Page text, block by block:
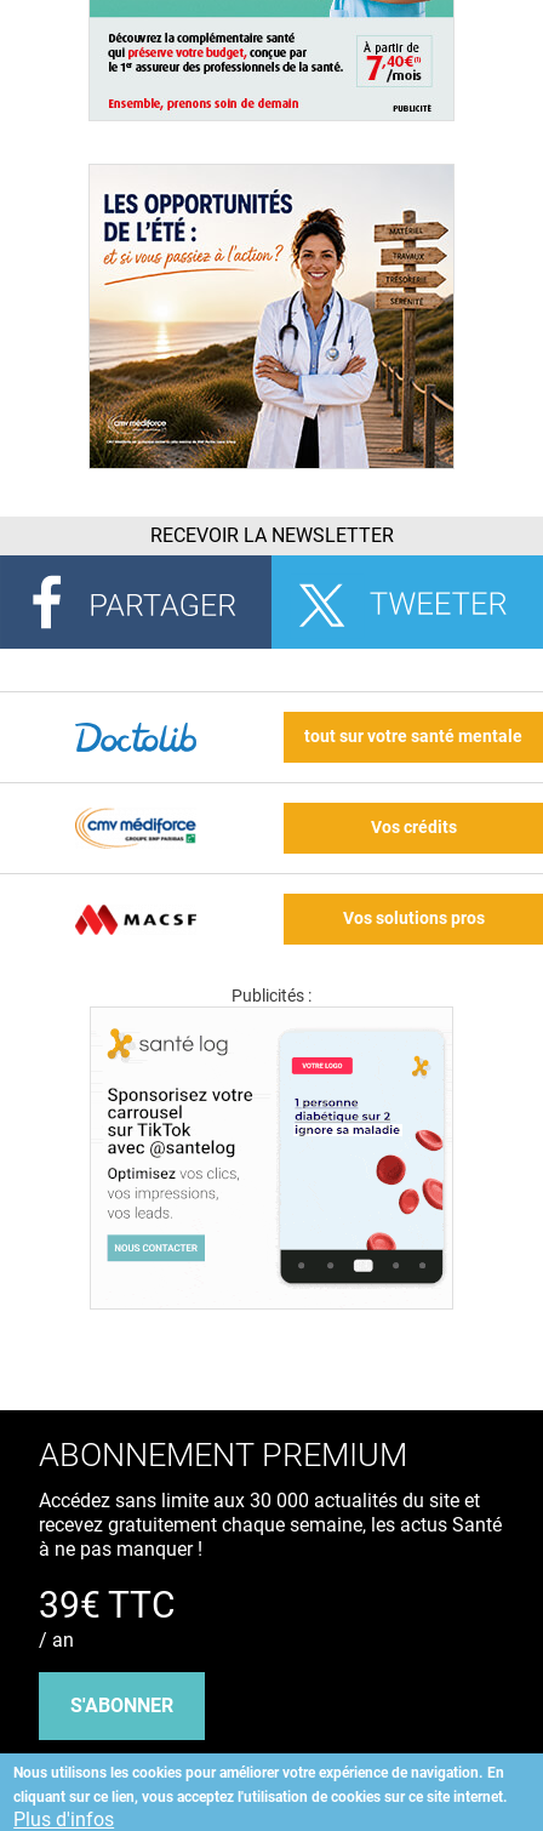
RECEVOIR LA NEWSLETTER
tout sur votre santé mentale
Vos crédits
Vos solutions pros
Publicités :
Nous utilisons les cookies pour améliorer votre expérience de navigation. En
cliquant sur ce lien, vous acceptez l'utilisation de cookies sur ce site internet.
Plus d'infos
ABONNEMENT PREMIUM
Accédez sans limite aux 30 000 actualités du site et
recevez gratuitement chaque semaine, les actus Santé
à ne pas manquer !
39€ TTC
/ an
S'ABONNER
Copyright©2026 ALLIEDHEALTH